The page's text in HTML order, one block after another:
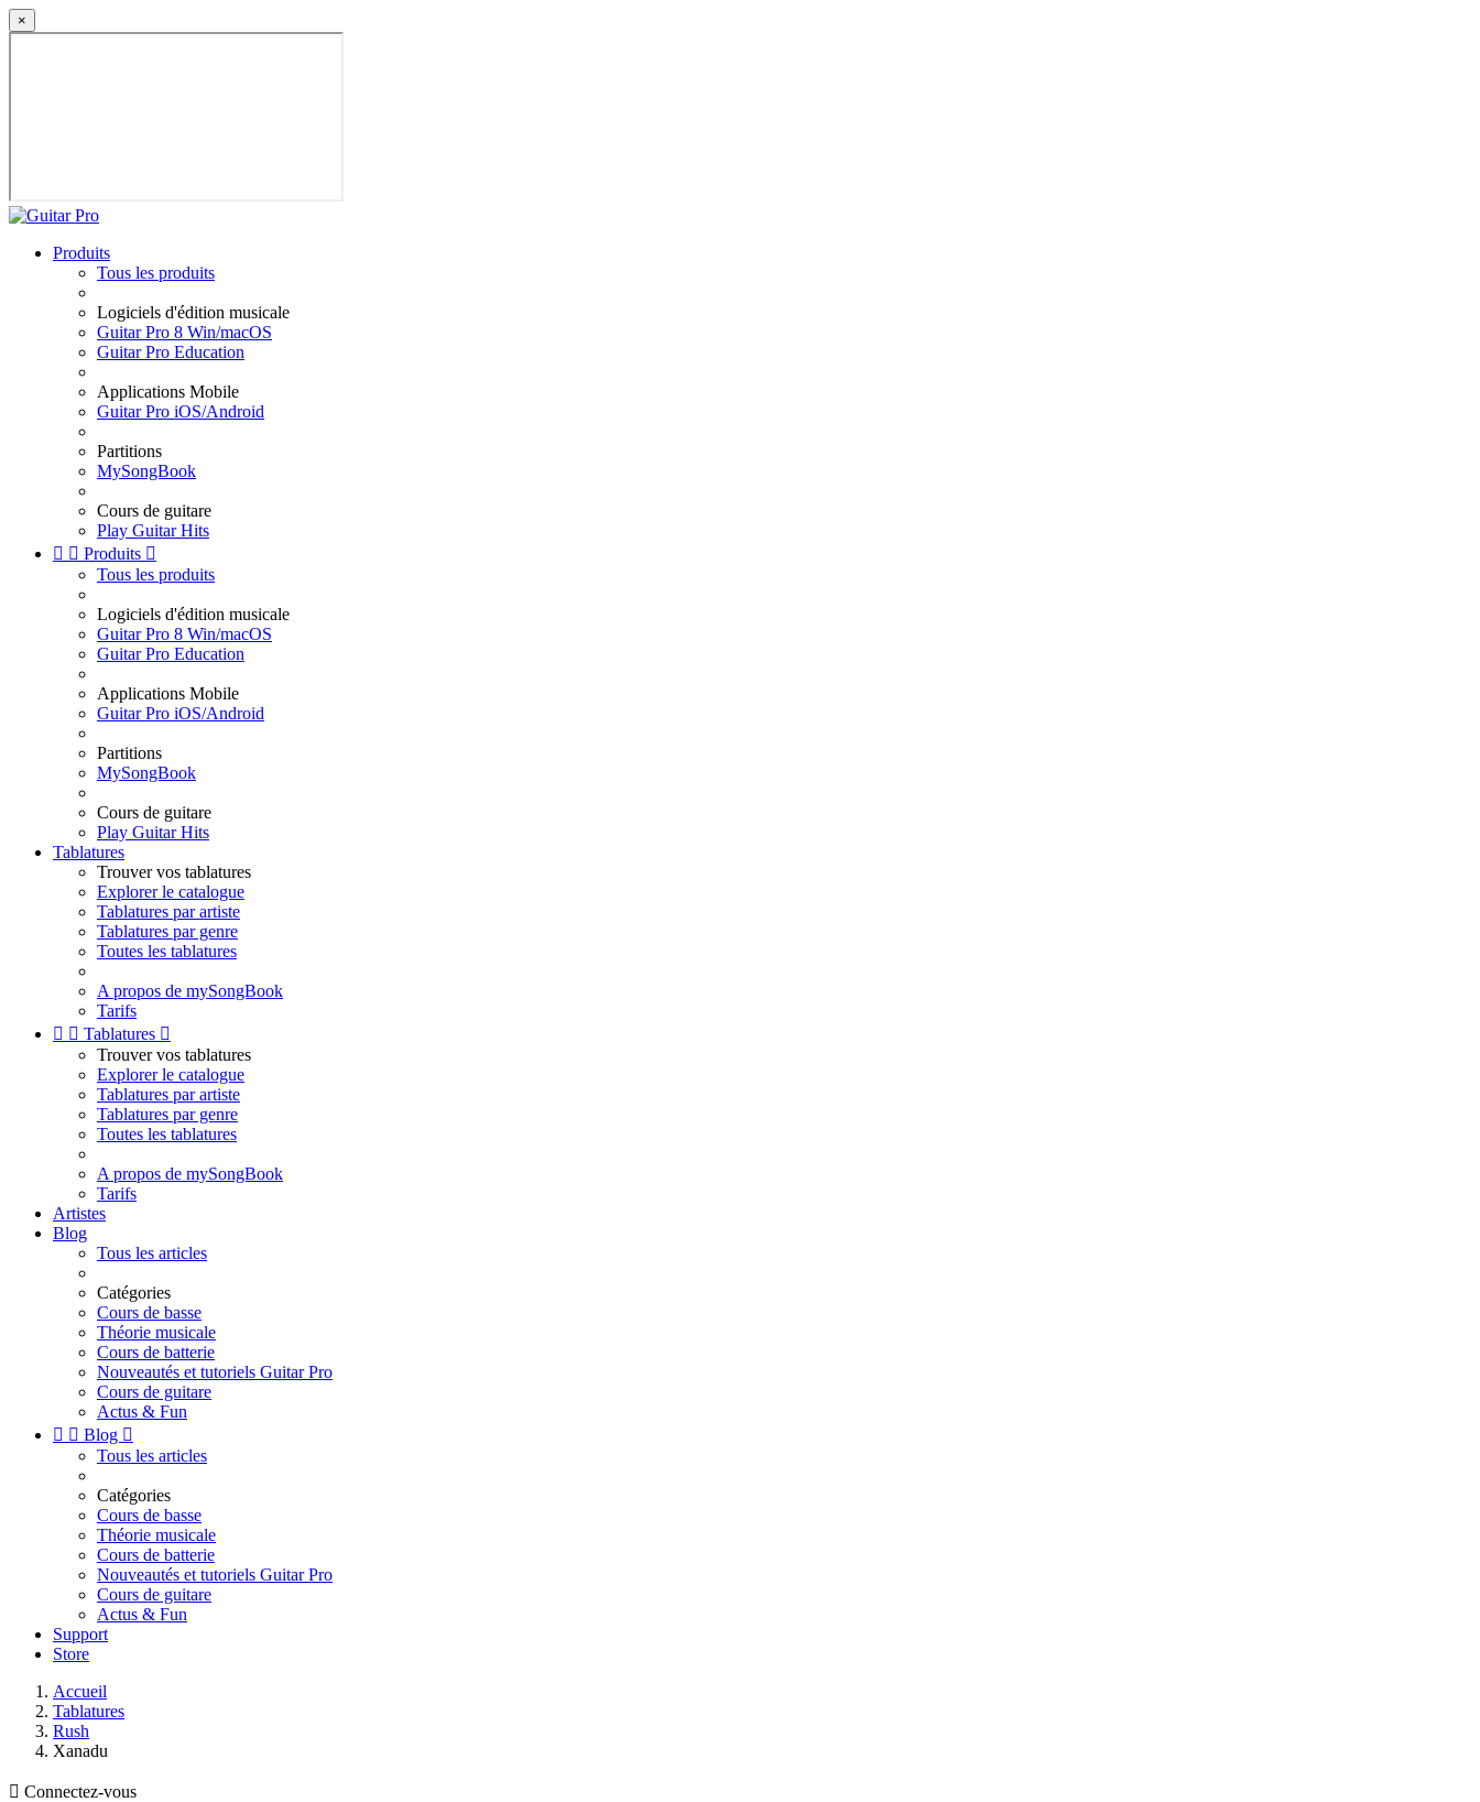
×
Produits
Tous les produits
Logiciels d'édition musicale
Guitar Pro 8 Win/macOS
Guitar Pro Education
Applications Mobile
Guitar Pro iOS/Android
Partitions
MySongBook
Cours de guitare
Play Guitar Hits
  Produits 
Tous les produits
Logiciels d'édition musicale
Guitar Pro 8 Win/macOS
Guitar Pro Education
Applications Mobile
Guitar Pro iOS/Android
Partitions
MySongBook
Cours de guitare
Play Guitar Hits
Tablatures
Trouver vos tablatures
Explorer le catalogue
Tablatures par artiste
Tablatures par genre
Toutes les tablatures
A propos de mySongBook
Tarifs
  Tablatures 
Trouver vos tablatures
Explorer le catalogue
Tablatures par artiste
Tablatures par genre
Toutes les tablatures
A propos de mySongBook
Tarifs
Artistes
Blog
Tous les articles
Catégories
Cours de basse
Théorie musicale
Cours de batterie
Nouveautés et tutoriels Guitar Pro
Cours de guitare
Actus & Fun
  Blog 
Tous les articles
Catégories
Cours de basse
Théorie musicale
Cours de batterie
Nouveautés et tutoriels Guitar Pro
Cours de guitare
Actus & Fun
Support
Store
Accueil
Tablatures
Rush
Xanadu
 Connectez-vous